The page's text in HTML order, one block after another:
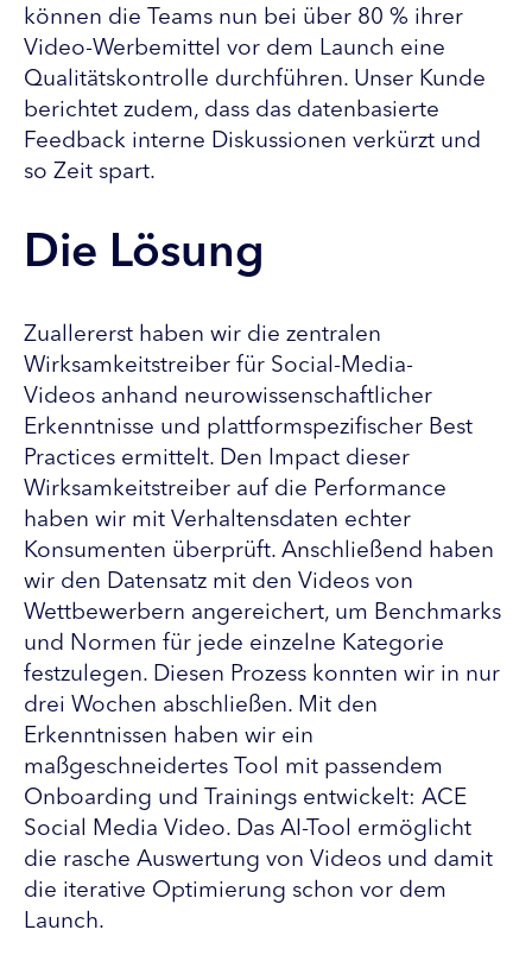
können die Teams nun bei über 80 % ihrer
Video-Werbemittel vor dem Launch eine
Qualitätskontrolle durchführen. Unser Kunde
berichtet zudem, dass das datenbasierte
Feedback interne Diskussionen verkürzt und
so Zeit spart.
Die Lösung
Zuallererst haben wir die zentralen
Wirksamkeitstreiber für Social-Media-
Videos anhand neurowissenschaftlicher
Erkenntnisse und plattformspezifischer Best
Practices ermittelt. Den Impact dieser
Wirksamkeitstreiber auf die Performance
haben wir mit Verhaltensdaten echter
Konsumenten überprüft. Anschließend haben
wir den Datensatz mit den Videos von
Wettbewerbern angereichert, um Benchmarks
und Normen für jede einzelne Kategorie
festzulegen. Diesen Prozess konnten wir in nur
drei Wochen abschließen. Mit den
Erkenntnissen haben wir ein
maßgeschneidertes Tool mit passendem
Onboarding und Trainings entwickelt: ACE
Social Media Video. Das AI-Tool ermöglicht
die rasche Auswertung von Videos und damit
die iterative Optimierung schon vor dem
Launch.